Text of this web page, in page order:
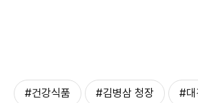
#건강식품 #김병삼 청장 #대